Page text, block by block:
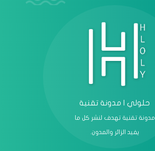
حلولي | مدونة تقنية
مدونة تقنية تهدف لنشر كل ما
يفيد الزائر والمدون.